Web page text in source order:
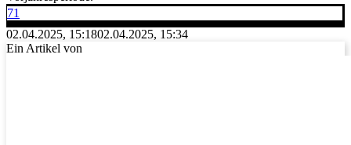
71
02.04.2025, 15:1802.04.2025, 15:34
Ein Artikel von